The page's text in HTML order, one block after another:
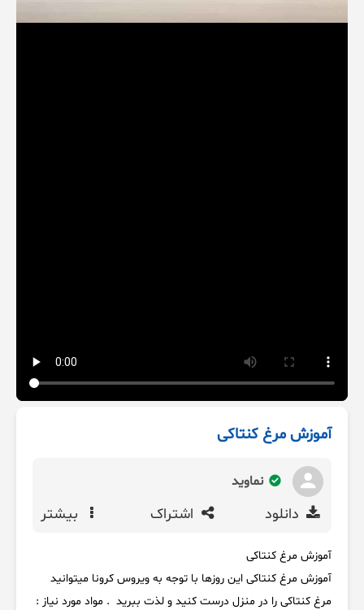
آموزش مرغ کنتاکی
نماوید
دانلود اشتراک بیشتر
آموزش مرغ کنتاکی
آموزش مرغ کنتاکی این روزها با توجه به ویروس کرونا میتوانید
مرغ کنتاکی را در منزل درست کنید و لذت ببرید . مواد مورد نیاز :